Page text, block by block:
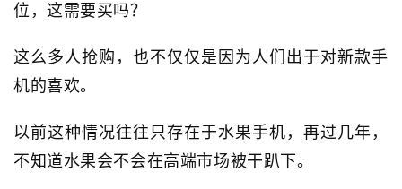
位，这需要买吗？
这么多人抢购，也不仅仅是因为人们出于对新款手
机的喜欢。
以前这种情况往往只存在于水果手机，再过几年，
不知道水果会不会在高端市场被干趴下。